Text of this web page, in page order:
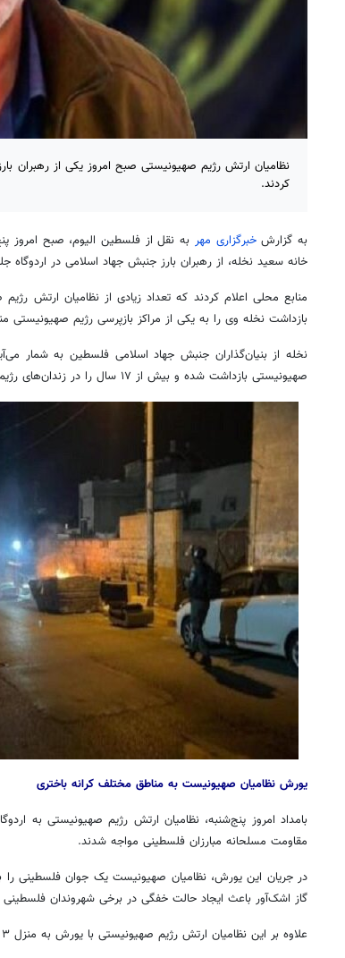
نظامیان ارتش رژیم صهیونیستی صبح امروز یکی از رهبران
کردند.
به گزارشخبرگزاری مهر به نقل از فلسطین الیوم، صبح امروز
خانه سعید نخله، از رهبران بارز جنبش جهاد اسلامی در اردوگاه
منابع محلی اعلام کردند که تعداد زیادی از نظامیان ارتش
بازداشت نخله وی را به یکی از مراکز بازپرسی رژیم صهیونیستی
نخله از بنیان‌گذاران جنبش جهاد اسلامی فلسطین به شمار
صهیونیستی بازداشت شده و بیش از ۱۷ سال را در زندان‌های رژیم صهیونیستی گذرانده است.
یورش نظامیان صهیونیست به مناطق مختلف کرانه باختری
بامداد امروز پنج‌شنبه، نظامیان ارتش رژیم صهیونیستی به
مقاومت مسلحانه مبارزان فلسطینی مواجه شدند.
در جریان این یورش، نظامیان صهیونیست یک جوان فلسطینی را
گاز اشک‌آور باعث ایجاد حالت خفگی در برخی شهروندان
علاوه بر این نظامیان ارتش رژیم صهیونیستی با یورش به منزل ۳ تن از مبارزان فلسطینی، آنان را بازداشت کردند.